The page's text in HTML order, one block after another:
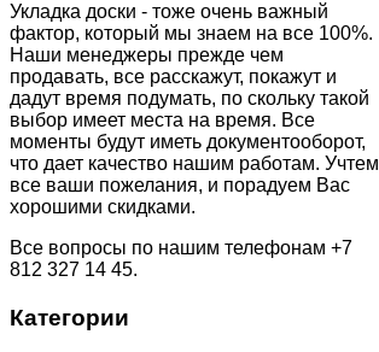
Укладка доски - тоже очень важный
фактор, который мы знаем на все 100%.
Наши менеджеры прежде чем
продавать, все расскажут, покажут и
дадут время подумать, по скольку такой
выбор имеет места на время. Все
моменты будут иметь документооборот,
что дает качество нашим работам. Учтем
все ваши пожелания, и порадуем Вас
хорошими скидками.
Все вопросы по нашим телефонам +7
812 327 14 45.
Категории